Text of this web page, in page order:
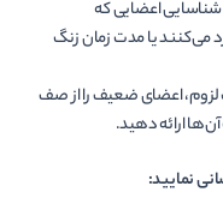
اعضایی که
می‌کنند یا مدت زمان زنگ
اعضای ضعیف را از صف
ارائه دهید.
نمایید: